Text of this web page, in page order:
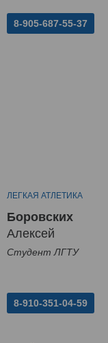
8-905-687-55-37
ЛЕГКАЯ АТЛЕТИКА
Боровских
Алексей
Студент ЛГТУ
8-910-351-04-59